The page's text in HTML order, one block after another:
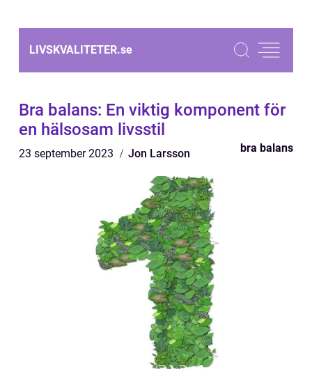
LIVSKVALITETER.se
Bra balans: En viktig komponent för
en hälsosam livsstil
23 september 2023 Jon Larsson bra balans